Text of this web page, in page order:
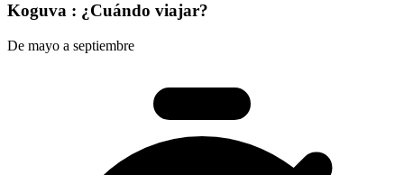
Koguva : ¿Cuándo viajar?
De mayo a septiembre